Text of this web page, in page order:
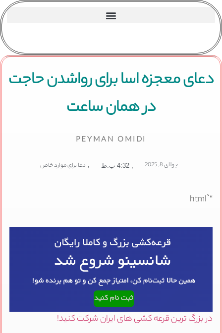
دعای معجزه اسا برای رواشدن حاجت
در همان ساعت
PEYMAN OMIDI
جولای 8, 2025 4:32 ب.ظ , دعا برای موارد خاص
“`html
در بزرگ ترین قرعه کشی های ایران شرکت کنید!